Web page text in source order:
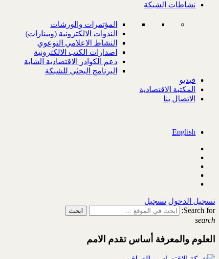
نشاطات الشبكة
المؤتمرات والورشات
الندوات الالكترونية (وبينارات)
النشاط الاعلامي التوعوي
اصدارات الكتب الالكترونية
دعم الكوادر الاقتصادية الشابة
البرنامج البحثي للشبكة
فيديو
المكتبة الاقتصادية
الاتصال بنا
English
تسجيل الدخول تسجيل
Search for:
search
العلوم والمعرفة أساس تقدم الامم